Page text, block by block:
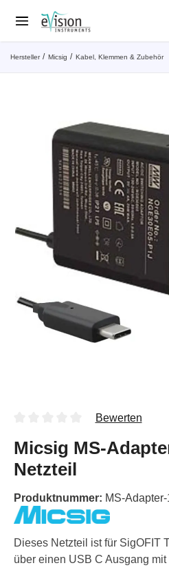
Hersteller Micsig Kabel, Klemmen & Zubehör
Bewerten
Micsig MS-
Netzteil
Produktnummer: MS-
Dieses Netzteil ist für SigOFIT
über einen USB C Ausgang